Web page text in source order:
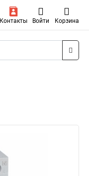
Контакты Войти Корзина